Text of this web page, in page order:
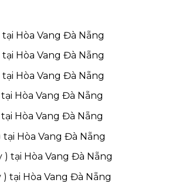
Hòa Vang Đà Nẵng
Hòa Vang Đà Nẵng
Hòa Vang Đà Nẵng
Hòa Vang Đà Nẵng
Hòa Vang Đà Nẵng
Hòa Vang Đà Nẵng
tại Hòa Vang Đà Nẵng
tại Hòa Vang Đà Nẵng